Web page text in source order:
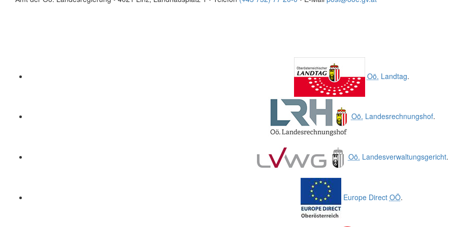
Oö. Landtag.
Oö. Landesrechnungshof.
Oö. Landesverwaltungsgericht.
Europe Direct OÖ.